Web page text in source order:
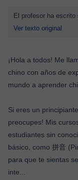
El profesor ha
Ver texto original
¡Hola a todos! Me
chino con años de
mundo a aprender
Si eres un
preocupes! Mis
estudiantes sin
básico, como 拼音
para que te sientas
inte